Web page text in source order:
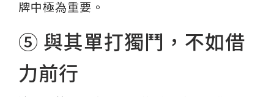
牌中極為重要。
⑤ 與其單打獨鬥，不如借
力前行